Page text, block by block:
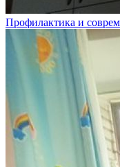
Профилактика и